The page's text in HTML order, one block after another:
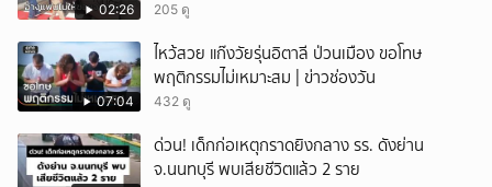
02:26 205 ดู
07:04
ไหว้สวย แก๊งวัยรุ่นอิตาลี ป่วนเมือง ขอโทษ
พฤติกรรมไม่เหมาะสม | ข่าวช่องวัน
432 ดู
ด่วน! เด็กก่อเหตุกราดยิงกลาง รร. ดังย่าน
จ.นนทบุรี พบเสียชีวิตแล้ว 2 ราย